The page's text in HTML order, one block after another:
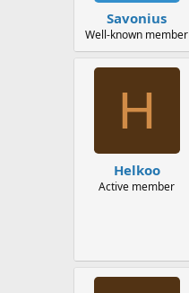
Savonius
Well-known member
H
Helkoo
Active member